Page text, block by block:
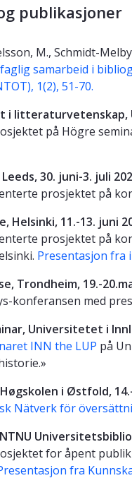
publikasjoner
M., Schmidt-
samarbeid i
1(2), 51-70.
i litteraturvetenskap,
på Högre
30. juni-3. juli
prosjektet på
Helsinki, 11.-13. juni
prosjektet på
Presentasjon fra
Trondheim, 19.-
konferansen med
Universitetet i
INN the LUP på
i Østfold,
Nätverk för
for åpent
fra